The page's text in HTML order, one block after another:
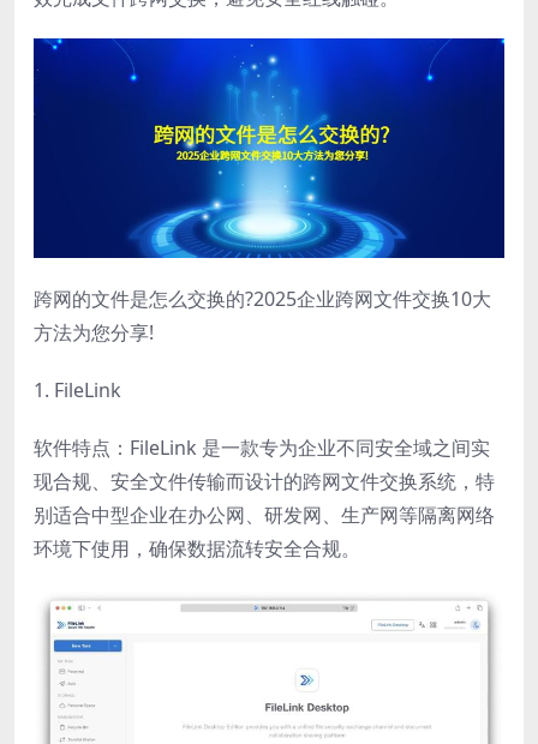
跨网的文件是怎么交换的?2025企业跨网文件交换10大
方法为您分享!
1. FileLink
软件特点：FileLink 是一款专为企业不同安全域之间实
现合规、安全文件传输而设计的跨网文件交换系统，特
别适合中型企业在办公网、研发网、生产网等隔离网络
环境下使用，确保数据流转安全合规。